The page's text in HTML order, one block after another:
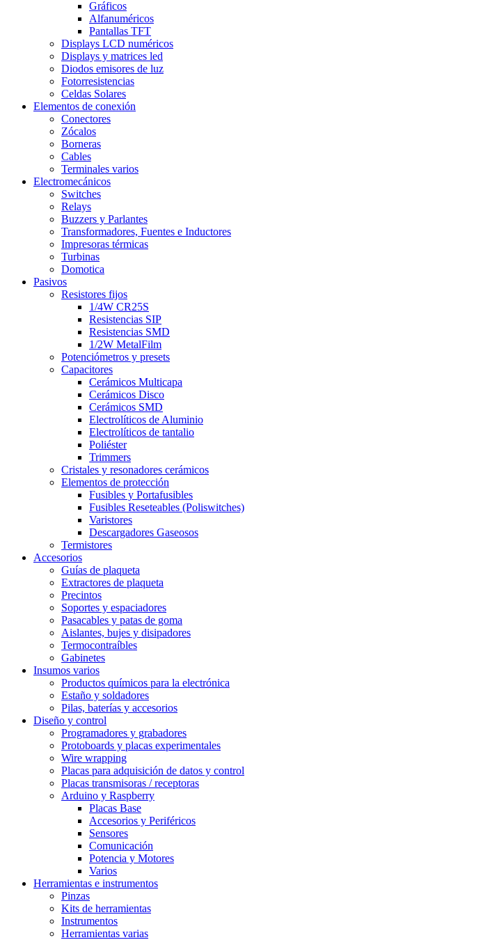
Gráficos
Alfanuméricos
Pantallas TFT
Displays LCD numéricos
Displays y matrices led
Diodos emisores de luz
Fotorresistencias
Celdas Solares
Elementos de conexión
Conectores
Zócalos
Borneras
Cables
Terminales varios
Electromecánicos
Switches
Relays
Buzzers y Parlantes
Transformadores, Fuentes e Inductores
Impresoras térmicas
Turbinas
Domotica
Pasivos
Resistores fijos
1/4W CR25S
Resistencias SIP
Resistencias SMD
1/2W MetalFilm
Potenciómetros y presets
Capacitores
Cerámicos Multicapa
Cerámicos Disco
Cerámicos SMD
Electrolíticos de Aluminio
Electrolíticos de tantalio
Poliéster
Trimmers
Cristales y resonadores cerámicos
Elementos de protección
Fusibles y Portafusibles
Fusibles Reseteables (Poliswitches)
Varistores
Descargadores Gaseosos
Termistores
Accesorios
Guías de plaqueta
Extractores de plaqueta
Precintos
Soportes y espaciadores
Pasacables y patas de goma
Aislantes, bujes y disipadores
Termocontraíbles
Gabinetes
Insumos varios
Productos químicos para la electrónica
Estaño y soldadores
Pilas, baterías y accesorios
Diseño y control
Programadores y grabadores
Protoboards y placas experimentales
Wire wrapping
Placas para adquisición de datos y control
Placas transmisoras / receptoras
Arduino y Raspberry
Placas Base
Accesorios y Periféricos
Sensores
Comunicación
Potencia y Motores
Varios
Herramientas e instrumentos
Pinzas
Kits de herramientas
Instrumentos
Herramientas varias